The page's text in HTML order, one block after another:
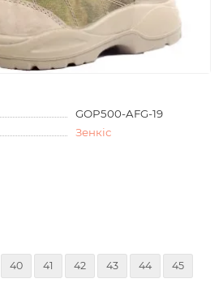
GOP500-AFG-19
Зенкіс
40 41 42 43 44 45